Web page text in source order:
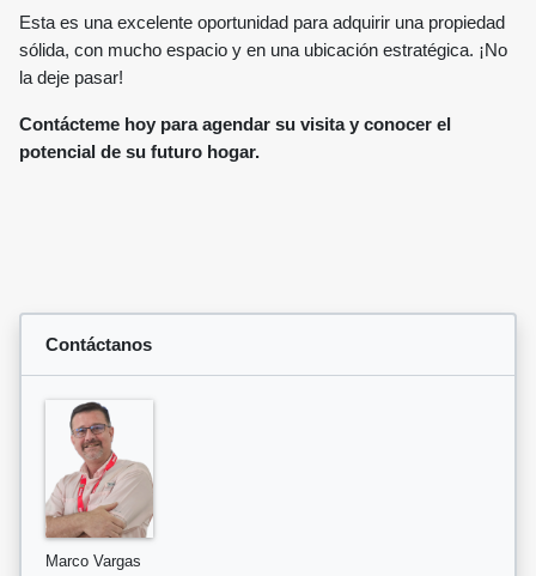
Esta es una excelente oportunidad para adquirir una propiedad
sólida, con mucho espacio y en una ubicación estratégica. ¡No
la deje pasar!
Contácteme hoy para agendar su visita y conocer el
potencial de su futuro hogar.
Contáctanos
Marco Vargas